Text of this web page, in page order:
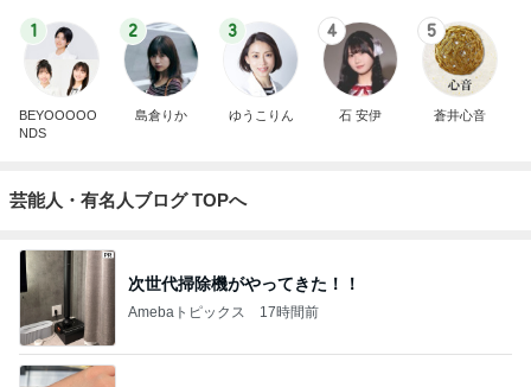
1
BEYOOOOO
NDS
2
島倉りか
3
ゆうこりん
4
石 安伊
5
蒼井心音
芸能人・有名人ブログ TOPへ
次世代掃除機がやってきた！！
Amebaトピックス 17時間前